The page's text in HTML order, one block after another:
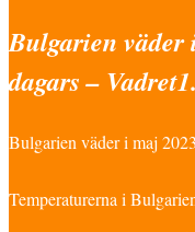
Bulgarien väder
dagars –
Bulgarien väder i maj
Temperaturerna i